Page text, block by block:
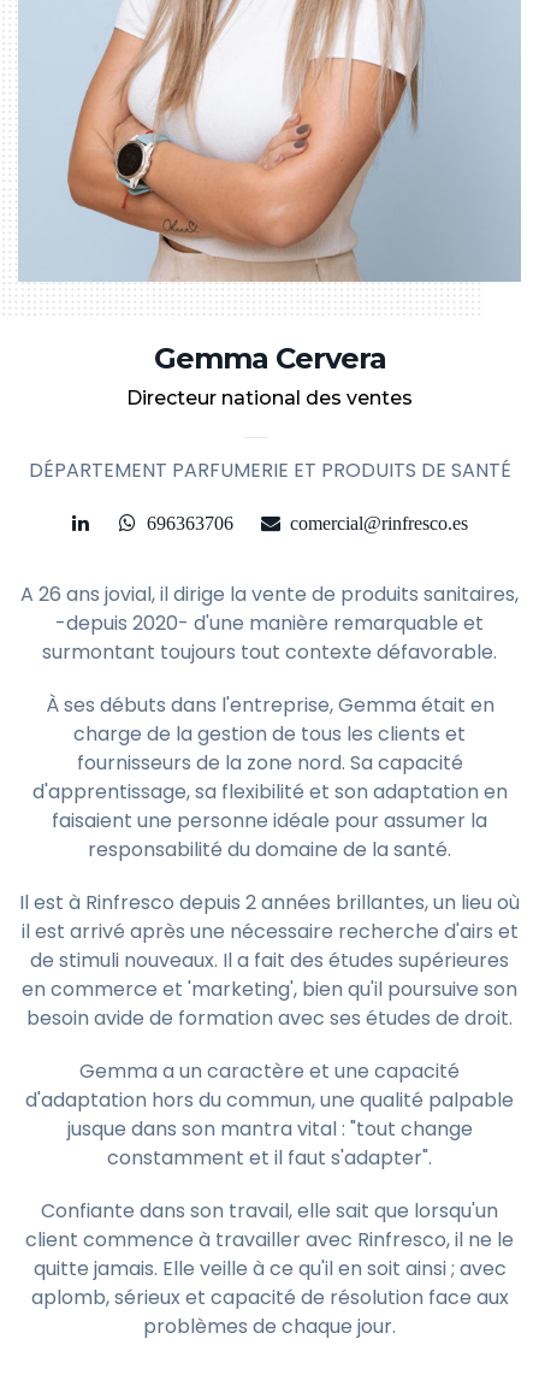
Gemma Cervera
Directeur national des ventes
DÉPARTEMENT PARFUMERIE ET ​​PRODUITS DE SANTÉ
696363706 comercial@rinfresco.es
A 26 ans jovial, il dirige la vente de produits sanitaires,
-depuis 2020- d'une manière remarquable et
surmontant toujours tout contexte défavorable.
À ses débuts dans l'entreprise, Gemma était en
charge de la gestion de tous les clients et
fournisseurs de la zone nord. Sa capacité
d'apprentissage, sa flexibilité et son adaptation en
faisaient une personne idéale pour assumer la
responsabilité du domaine de la santé.
Il est à Rinfresco depuis 2 années brillantes, un lieu où
il est arrivé après une nécessaire recherche d'airs et
de stimuli nouveaux. Il a fait des études supérieures
en commerce et 'marketing', bien qu'il poursuive son
besoin avide de formation avec ses études de droit.
Gemma a un caractère et une capacité
d'adaptation hors du commun, une qualité palpable
jusque dans son mantra vital : "tout change
constamment et il faut s'adapter".
Confiante dans son travail, elle sait que lorsqu'un
client commence à travailler avec Rinfresco, il ne le
quitte jamais. Elle veille à ce qu'il en soit ainsi ; avec
aplomb, sérieux et capacité de résolution face aux
problèmes de chaque jour.